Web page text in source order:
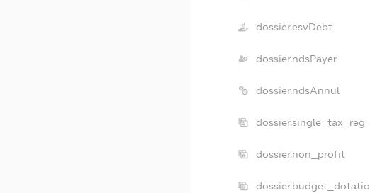
dossier.esvDebt
dossier.ndsPayer
dossier.ndsAnnul
dossier.single_tax_reg
dossier.non_profit